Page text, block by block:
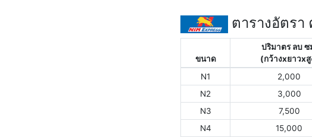
ตารางอัตรา
ขนาด
ปริมาตร ลบ ซ
(กว้างxยาวxสู
N1
2,000
N2
3,000
N3
7,500
N4
15,000